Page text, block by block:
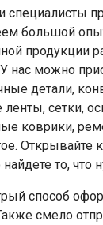
большой
продукции
У нас можно
детали,
сетки,
коврики,
Открывайте
то, что
способ
смело